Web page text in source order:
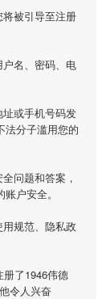
被引导至注册
名、密码、电
或手机号码发
法分子滥用您的
问题和答案，
户安全。
规范、隐私政
了1946伟德
令人兴奋